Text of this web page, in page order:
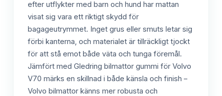
efter utflykter med barn och hund har mattan
visat sig vara ett riktigt skydd för
bagageutrymmet. Inget grus eller smuts letar sig
förbi kanterna, och materialet är tillräckligt tjockt
för att stå emot både väta och tunga föremål.
Jämfört med Gledring bilmattor gummi för Volvo
V70 märks en skillnad i både känsla och finish –
Volvo bilmattor känns mer robusta och